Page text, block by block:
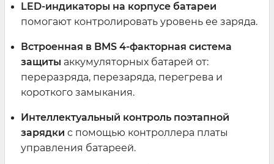
LED-индикаторы на корпусе батареи
помогают контролировать уровень ее заряда.
Встроенная в BMS 4-факторная система
защиты аккумуляторных батарей от:
переразряда, перезаряда, перегрева и
короткого замыкания.
Интеллектуальный контроль поэтапной
зарядки с помощью контроллера платы
управления батареей.